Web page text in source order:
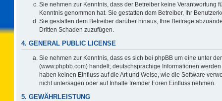
Sie nehmen zur Kenntnis, dass der Betreiber keine Verantwortung
Kenntnis genommen hat. Sie gestatten dem Betreiber, Ihr
Sie gestatten dem Betreiber darüber hinaus, Ihre Beiträge
Dritten Schaden zuzufügen.
4. GENERAL PUBLIC LICENSE
Sie nehmen zur Kenntnis, dass es sich bei phpBB um eine unter der
(www.phpbb.com) handelt; deutschsprachige Informationen
haben keinen Einfluss auf die Art und Weise, wie die Software
nicht untersagen oder auf Inhalte fremder Foren Einfluss nehmen.
5. GEWÄHRLEISTUNG